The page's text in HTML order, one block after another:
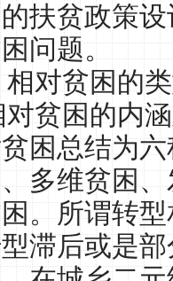
扶贫政策
问题。
相对贫困的
对贫困的内
困总结为
多维贫困
。所谓转
滞后或是